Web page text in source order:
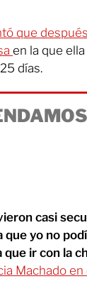
que
en la que
días.
casi
yo no
ir con la
Machado